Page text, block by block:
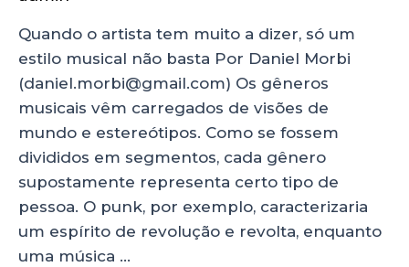
Quando o artista tem muito a dizer, só um
estilo musical não basta Por Daniel Morbi
(daniel.morbi@gmail.com) Os gêneros
musicais vêm carregados de visões de
mundo e estereótipos. Como se fossem
divididos em segmentos, cada gênero
supostamente representa certo tipo de
pessoa. O punk, por exemplo, caracterizaria
um espírito de revolução e revolta, enquanto
uma música …